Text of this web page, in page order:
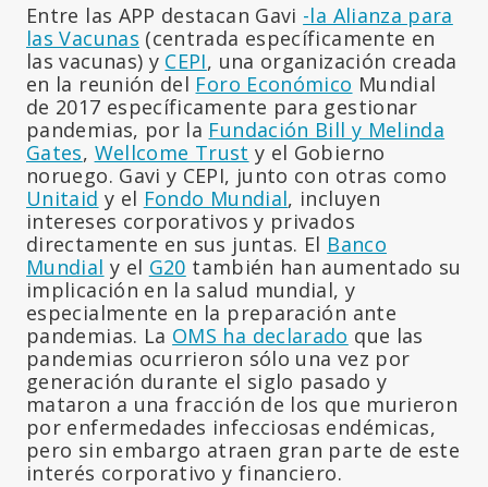
Entre las APP destacan Gavi -la Alianza para
las Vacunas (centrada específicamente en
las vacunas) y CEPI, una organización creada
en la reunión del Foro Económico Mundial
de 2017 específicamente para gestionar
pandemias, por la Fundación Bill y Melinda
Gates, Wellcome Trust y el Gobierno
noruego. Gavi y CEPI, junto con otras como
Unitaid y el Fondo Mundial, incluyen
intereses corporativos y privados
directamente en sus juntas. El Banco
Mundial y el G20 también han aumentado su
implicación en la salud mundial, y
especialmente en la preparación ante
pandemias. La OMS ha declarado que las
pandemias ocurrieron sólo una vez por
generación durante el siglo pasado y
mataron a una fracción de los que murieron
por enfermedades infecciosas endémicas,
pero sin embargo atraen gran parte de este
interés corporativo y financiero.